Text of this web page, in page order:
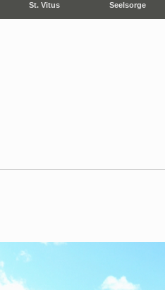
St. Vitus Seelsorge